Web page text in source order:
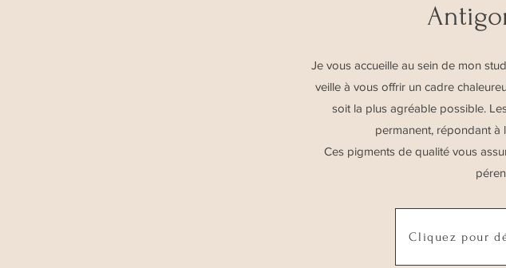
Je vous accueille au sein de mon
veille à vous offrir un cadre
soit la plus agréable possible.
permanent, répondant à
Ces pigments de qualité vous
Cliquez pour